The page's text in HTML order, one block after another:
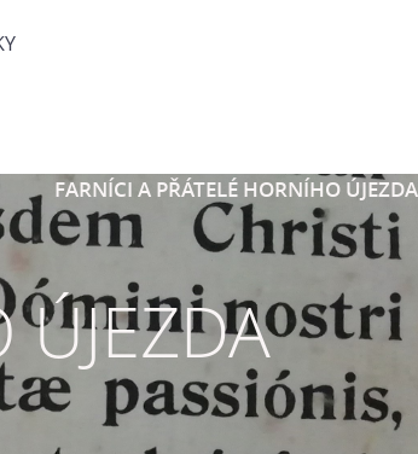
FARNÍCI A PŘÁTELÉ HORNÍHO ÚJEZDA
ÚJEZDA